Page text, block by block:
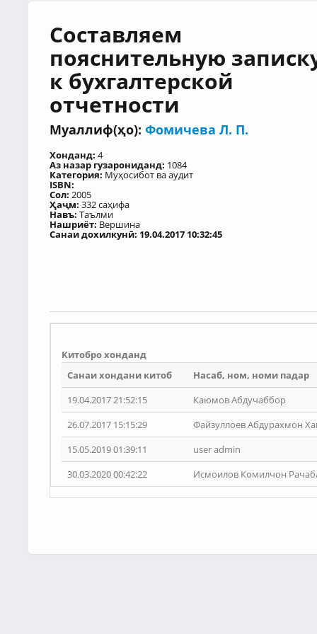
Составляем
пояснительную
к бухгалтерской
отчетности
Муаллиф(ҳо): Фомичева Л. П.
Хонданд: 4
Аз назар гузарониданд: 1084
Категория: Муҳосибот ва аудит
ISBN:
Сол: 2005
Ҳаҷм: 332 саҳифа
Навъ: Таълми
Нашриёт: Вершина
Санаи дохилкунӣ: 19.04.2017 10:32:45
Китобро хонданд
Санаи хондани китоб
Насаб, ном, номи падар
19.04.2017 21:52:15
Каюмов Абдучаббор
26.07.2017 15:15:29
Файзуллоев Абдурахмон
15.05.2019 01:39:11
user admin
30.03.2020 00:42:22
Исмоилов Комилчон